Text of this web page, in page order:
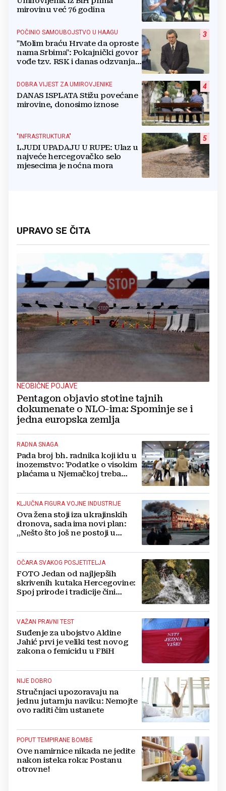
mirovinu već 76 godina
3
POČINIO SAMOUBOJSTVO U HAAGU
"Molim braću Hrvate da oproste
nama Srbima": Pokajnički govor
vođe tzv. RSK i danas odzvanja
4
DOBRA VIJEST ZA UMIROVJENIKE
DANAS ISPLATA Stižu povećane
mirovine, donosimo iznose
5
"INFRASTRUKTURA"
LJUDI UPADAJU U RUPE: Ulaz u
najveće hercegovačko selo
mjesecima je noćna mora
UPRAVO SE ČITA
NEOBIČNE POJAVE
Pentagon objavio stotine tajnih
dokumenate o NLO-ima: Spominje se i
jedna europska zemlja
RADNA SNAGA
Pada broj bh. radnika koji idu u
inozemstvo: 'Podatke o visokim
plaćama u Njemačkoj treba
KLJUČNA FIGURA VOJNE INDUSTRIJE
Ova žena stoji iza ukrajinskih
dronova, sada ima novi plan:
„Nešto što još ne postoji u
OČARA SVAKOG POSJETITELJA
FOTO Jedan od najljepših
skrivenih kutaka Hercegovine:
Spoj prirode i tradicije čini
destinacijom
VAŽAN PRAVNI TEST
Suđenje za ubojstvo Aldine
Jahić prvi je veliki test novog
zakona o femicidu u FBiH
NIJE DOBRO
Stručnjaci upozoravaju na
jednu jutarnju naviku: Nemojte
ovo raditi čim ustanete
POPUT TEMPIRANE BOMBE
Ove namirnice nikada ne jedite
nakon isteka roka: Postanu
otrovne!